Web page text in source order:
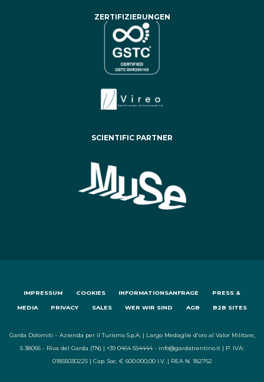
ZERTIFIZIERUNGEN
SCIENTIFIC PARTNER
IMPRESSUM COOKIES INFORMATIONSANFRAGE PRESS &
MEDIA PRIVACY SALES WER WIR SIND AGB B2B SITES
Garda Dolomiti – Azienda per il Turismo S.p.A. | Largo Medaglie d'oro al Valor Militare,
5 38066 - Riva del Garda (TN) | +39 0464 554444 - info@gardatrentino.it | P. IVA:
01855030225 | Cap. Soc. € 600.000,00 I.V. | REA N. 182762